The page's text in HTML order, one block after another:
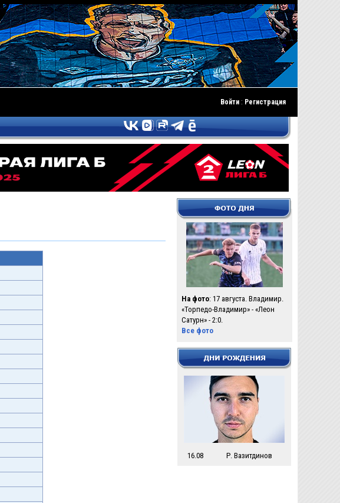
Войти : Регистрация
На фото: 17 августа. Владимир.
«Торпедо-Владимир» - «Леон
Сатурн» - 2:0.
Все фото
16.08 Р. Вазитдинов